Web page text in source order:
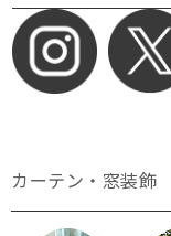
カーテン・窓装飾